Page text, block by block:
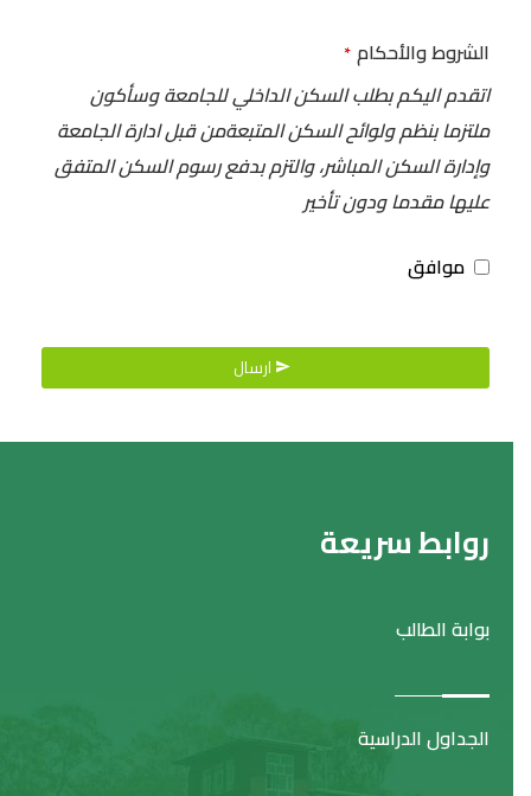
الشروط والأحكام*
اتقدم اليكم بطلب السكن الداخلي للجامعة وسأكون
ملتزما بنظم ولوائح السكن المتبعةمن قبل ادارة الجامعة
وإدارة السكن المباشر، والتزم بدفع رسوم السكن المتفق
عليها مقدما ودون تأخير
موافق
ارسال
ت
ر
ه
ا
ا
روابط سريعة
بوابة الطالب
الجداول الدراسية